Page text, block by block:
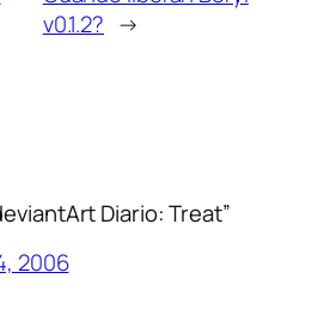
v0.1.2? →
Diario: Treat”
2006